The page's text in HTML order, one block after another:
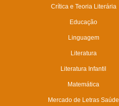
Crítica e Teoria Literária
Educação
Linguagem
Literatura
Literatura Infantil
Matemática
Mercado de Letras Saúde